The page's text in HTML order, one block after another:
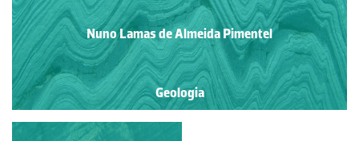
Nuno Lamas de Almeida Pimentel
Geologia